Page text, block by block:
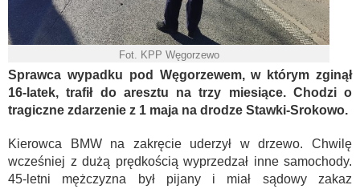
Fot. KPP Węgorzewo
Sprawca wypadku pod Węgorzewem, w którym zginął
16-latek, trafił do aresztu na trzy miesiące. Chodzi o
tragiczne zdarzenie z 1 maja na drodze Stawki-Srokowo.
Kierowca BMW na zakręcie uderzył w drzewo. Chwilę
wcześniej z dużą prędkością wyprzedzał inne samochody.
45-letni mężczyzna był pijany i miał sądowy zakaz